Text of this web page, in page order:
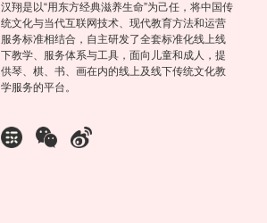
汉翔是以“用东方经典滋养生命”为己任，将中国传
统文化与当代互联网技术、现代教育方法和运营
服务标准相结合，自主研发了全套标准化线上线
下教学、服务体系与工具，面向儿童和成人，提
供琴、棋、书、画在内的线上及线下传统文化教
学服务的平台。